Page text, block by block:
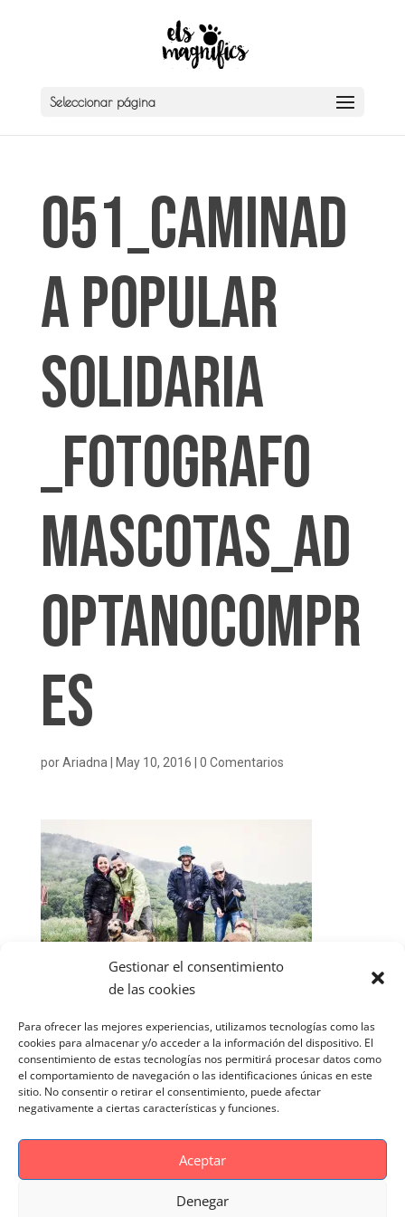
Gestionar el consentimiento
de las cookies
Para ofrecer las mejores experiencias, utilizamos tecnologías como las
cookies para almacenar y/o acceder a la información del dispositivo. El
consentimiento de estas tecnologías nos permitirá procesar datos como
el comportamiento de navegación o las identificaciones únicas en este
sitio. No consentir o retirar el consentimiento, puede afectar
negativamente a ciertas características y funciones.
Aceptar
Denegar
Seleccionar página
051_caminad
a popular
solidaria
_fotografo
mascotas_ad
optanocompr
es
porAriadna May 10, 2016 0 Comentarios